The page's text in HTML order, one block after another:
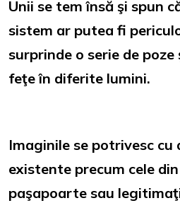
Unii se tem însă şi spun
sistem ar putea fi
surprinde o serie de poze
feţe în diferite lumini.
Imaginile se potrivesc cu
existente precum cele
paşapoarte sau